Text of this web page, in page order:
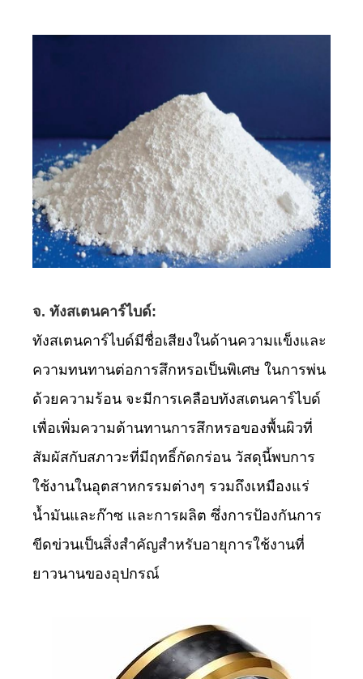
จ. ทังสเตนคาร์ไบด์:
ทังสเตนคาร์ไบด์มีชื่อเสียงในด้านความแข็งและ
ความทนทานต่อการสึกหรอเป็นพิเศษ ในการพ่น
ด้วยความร้อน จะมีการเคลือบทังสเตนคาร์ไบด์
เพื่อเพิ่มความต้านทานการสึกหรอของพื้นผิวที่
สัมผัสกับสภาวะที่มีฤทธิ์กัดกร่อน วัสดุนี้พบการ
ใช้งานในอุตสาหกรรมต่างๆ รวมถึงเหมืองแร่
น้ำมันและก๊าซ และการผลิต ซึ่งการป้องกันการ
ขีดข่วนเป็นสิ่งสำคัญสำหรับอายุการใช้งานที่
ยาวนานของอุปกรณ์